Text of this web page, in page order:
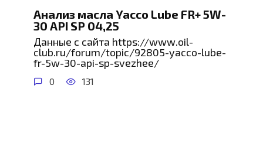
Анализ масла Yacco Lube FR+ 5W-
30 API SP 04,25
Данные с сайта https://www.oil-
club.ru/forum/topic/92805-yacco-lube-
fr-5w-30-api-sp-svezhee/
0 131